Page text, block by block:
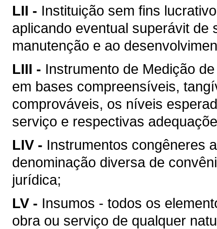
LII - Instituição sem fins
aplicando eventual superávit de
manutenção e ao
LIII - Instrumento de Medição
em bases compreensíveis,
comprováveis, os níveis
serviço e respectivas
LIV - Instrumentos congêneres
denominação diversa de
jurídica;
LV - Insumos - todos os
obra ou serviço de qualquer